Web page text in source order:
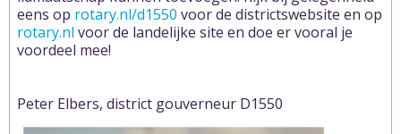
eens op rotary.nl/d1550 voor de districtswebsite en op
rotary.nl voor de landelijke site en doe er vooral je
voordeel mee!
Peter Elbers, district gouverneur D1550